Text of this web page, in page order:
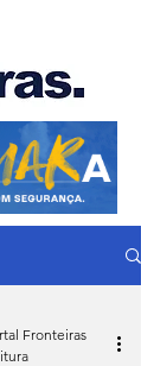
Fronteiras